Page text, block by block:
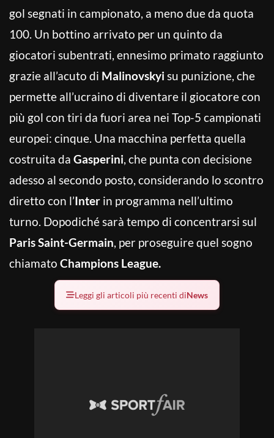
gol segnati in campionato, a meno due da quota
100. Un bottino arrivato per un quinto da
giocatori subentrati, ennesimo primato raggiunto
grazie all’acuto di Malinovskyi su punizione, che
permette all’ucraino di diventare il giocatore con
più gol con tiri da fuori area nei Top-5 campionati
europei: cinque. Una macchina perfetta quella
costruita da Gasperini, che punta con decisione
adesso al secondo posto, considerando lo scontro
diretto con l’Inter in programma nell’ultimo
turno. Dopodiché sarà tempo di concentrarsi sul
Paris Saint-Germain, per proseguire quel sogno
chiamato Champions League.
Leggi gli articoli più recenti diNews